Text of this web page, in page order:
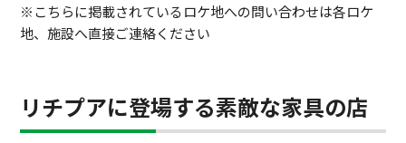
※こちらに掲載されているロケ地への問い合わせは各ロケ
地、施設へ直接ご連絡ください
リチプアに登場する素敵な家具の店